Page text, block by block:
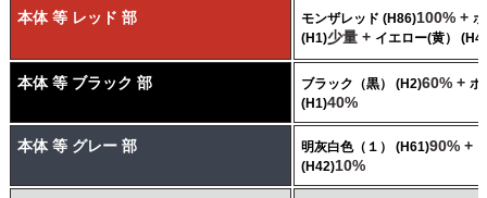
本体 等 レッド 部 モンザレッド (H86)100% +
(H1)少量 + イエロー(黄） (H4)
本体 等 ブラック 部 ブラック（黒） (H2)60% + ホ
(H1)40%
本体 等 グレー 部 明灰白色（１） (H61)90% +
(H42)10%